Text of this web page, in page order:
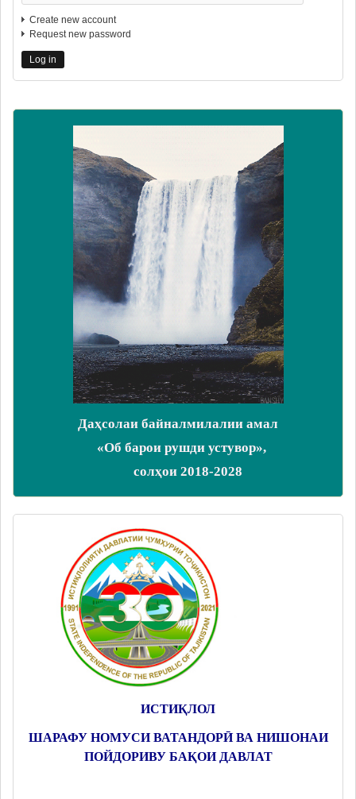
Create new account
Request new password
Даҳсолаи байналмилалии амал
«Об барои рушди устувор»,
солҳои 2018-2028
ИСТИҚЛОЛ
ШАРАФУ НОМУСИ ВАТАНДОРӢ ВА НИШОНАИ
ПОЙДОРИВУ БАҚОИ ДАВЛАТ